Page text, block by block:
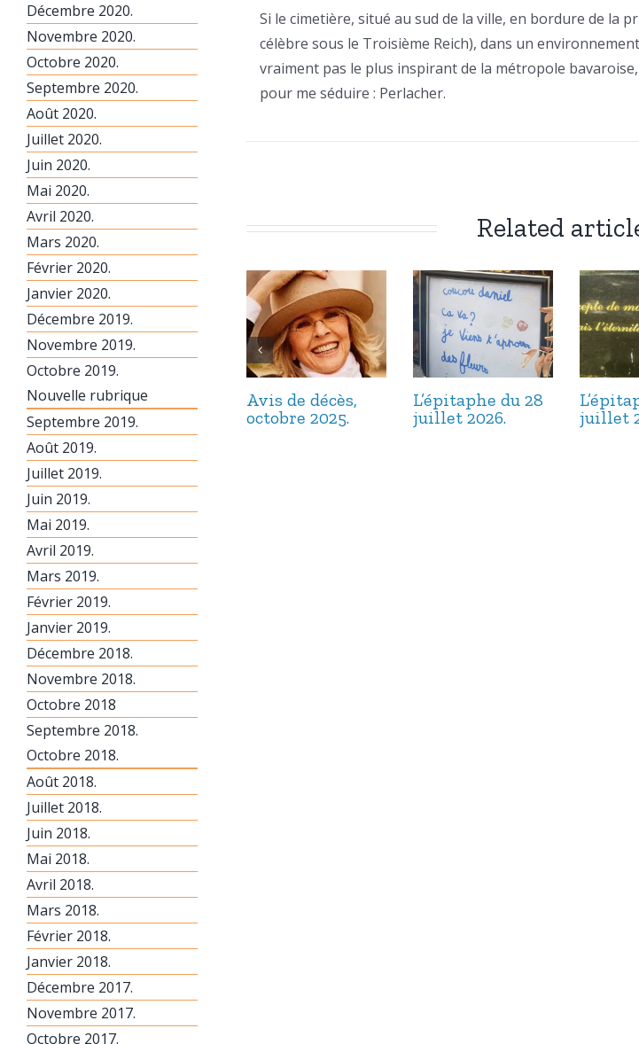
Si le cimetière, situé au sud de la ville, en bordure de la
célèbre sous le Troisième Reich), dans un
vraiment pas le plus inspirant de la métropole
pour me séduire : Perlacher.
Related
Avis de décès,
octobre 2025.
L’épitaphe du 28
juillet 2026.
juillet
Décembre 2020.
Novembre 2020.
Octobre 2020.
Septembre 2020.
Août 2020.
Juillet 2020.
Juin 2020.
Mai 2020.
Avril 2020.
Mars 2020.
Février 2020.
Janvier 2020.
Décembre 2019.
Novembre 2019.
Octobre 2019.
Nouvelle rubrique
Septembre 2019.
Août 2019.
Juillet 2019.
Juin 2019.
Mai 2019.
Avril 2019.
Mars 2019.
Février 2019.
Janvier 2019.
Décembre 2018.
Novembre 2018.
Octobre 2018
Septembre 2018.
Octobre 2018.
Août 2018.
Juillet 2018.
Juin 2018.
Mai 2018.
Avril 2018.
Mars 2018.
Février 2018.
Janvier 2018.
Décembre 2017.
Novembre 2017.
Octobre 2017.